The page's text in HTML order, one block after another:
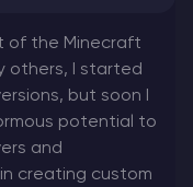
of the Minecraft
others, I started
but soon I
potential to
and
creating custom